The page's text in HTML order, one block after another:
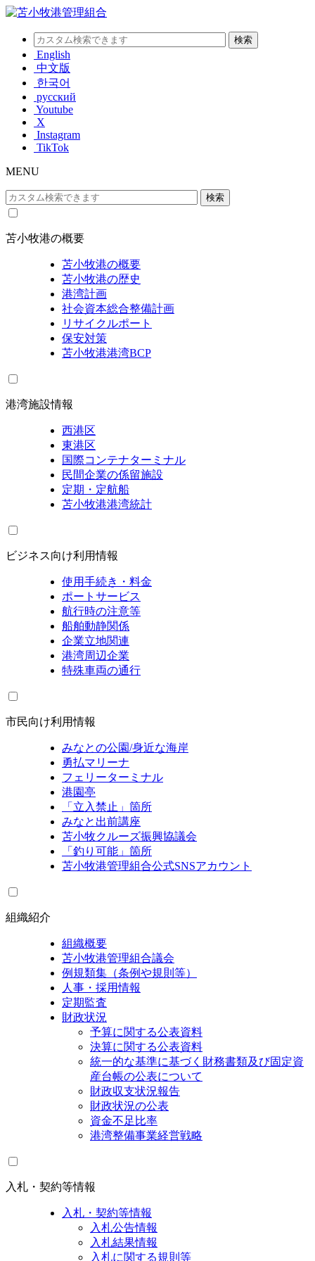
English
中文版
한국어
русский
Youtube
X
Instagram
TikTok
MENU
苫小牧港の概要
苫小牧港の概要
苫小牧港の歴史
港湾計画
社会資本総合整備計画
リサイクルポート
保安対策
苫小牧港港湾BCP
港湾施設情報
西港区
東港区
国際コンテナターミナル
民間企業の係留施設
定期・定航船
苫小牧港港湾統計
ビジネス向け利用情報
使用手続き・料金
ポートサービス
航行時の注意等
船舶動静関係
企業立地関連
港湾周辺企業
特殊車両の通行
市民向け利用情報
みなとの公園/身近な海岸
勇払マリーナ
フェリーターミナル
港園亭
「立入禁止」箇所
みなと出前講座
苫小牧クルーズ振興協議会
「釣り可能」箇所
苫小牧港管理組合公式SNSアカウント
組織紹介
組織概要
苫小牧港管理組合議会
例規類集（条例や規則等）
人事・採用情報
定期監査
財政状況
予算に関する公表資料
決算に関する公表資料
統一的な基準に基づく財務書類及び固定資
産台帳の公表について
財政収支状況報告
財政状況の公表
資金不足比率
港湾整備事業経営戦略
入札・契約等情報
入札・契約等情報
入札公告情報
入札結果情報
入札に関する規則等